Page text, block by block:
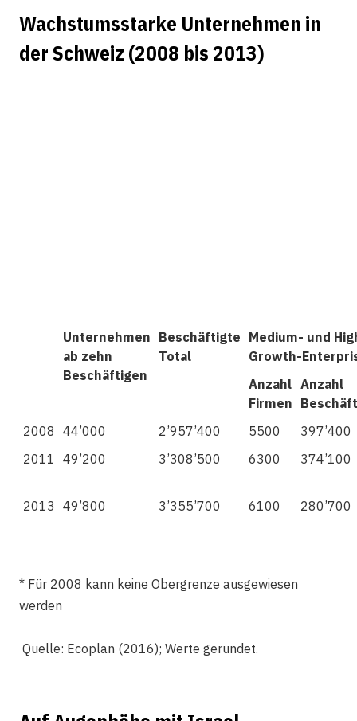
Wachstumsstarke Unternehmen in
der Schweiz (2008 bis 2013)
Unternehmen
ab zehn
Beschäftigen
Beschäftigte
Total
Medium- und
Growth-
Anzahl
Firmen
Anzahl
2008 44’000 2’957’400 5500
397’400
2011 49’200 3’308’500 6300 374’100
2013 49’800 3’355’700 6100 280’700
* Für 2008 kann keine Obergrenze ausgewiesen
werden
Quelle: Ecoplan (2016); Werte gerundet.